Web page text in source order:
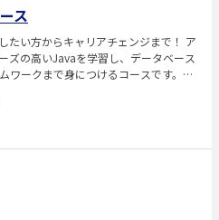
ス
い方からキャリアチェンジまで！ ア
ズの高いJavaを学習し、データベース
ワークまで身につけるコースです。Ja
ェクト指向言語での開発を理解した
チェンジを目指す方にもお勧めで